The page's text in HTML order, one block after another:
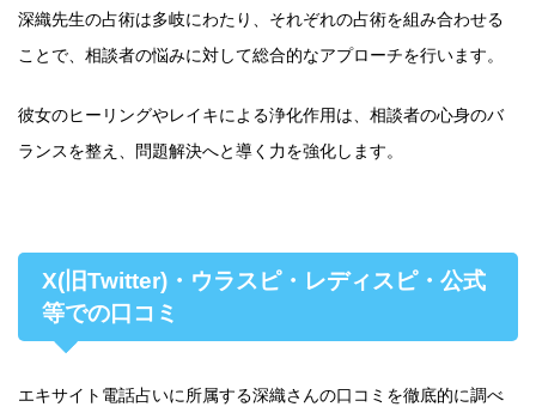
深織先生の占術は多岐にわたり、それぞれの占術を組み合わせる
ことで、相談者の悩みに対して総合的なアプローチを行います。
彼女のヒーリングやレイキによる浄化作用は、相談者の心身のバ
ランスを整え、問題解決へと導く力を強化します。
X(旧Twitter)・ウラスピ・レディスピ・公式
等での口コミ
エキサイト電話占いに所属する深織さんの口コミを徹底的に調べ